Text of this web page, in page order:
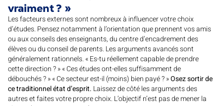
vraiment ? »
Les facteurs externes sont nombreux à influencer votre choix
d’études. Pensez notamment à l’orientation que prennent vos amis
ou aux conseils des enseignants, du centre d’encadrement des
élèves ou du conseil de parents. Les arguments avancés sont
généralement rationnels. « Es-tu réellement capable de prendre
cette direction ? » « Ces études ont-elles suffisamment de
débouchés ? » « Ce secteur est-il (moins) bien payé ? »Osez sortir de
ce traditionnel état d’esprit. Laissez de côté les arguments des
autres et faites votre propre choix. L’objectif n’est pas de mener la